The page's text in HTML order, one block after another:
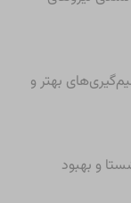
بهتر و
و بهبود